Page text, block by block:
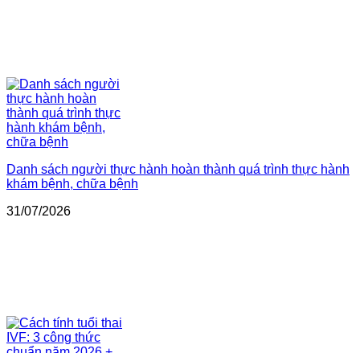
Danh sách người thực hành hoàn thành quá trình thực hành
khám bệnh, chữa bệnh
31/07/2026